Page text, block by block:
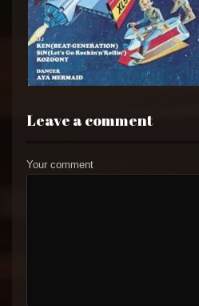
Leave a comment
Your comment